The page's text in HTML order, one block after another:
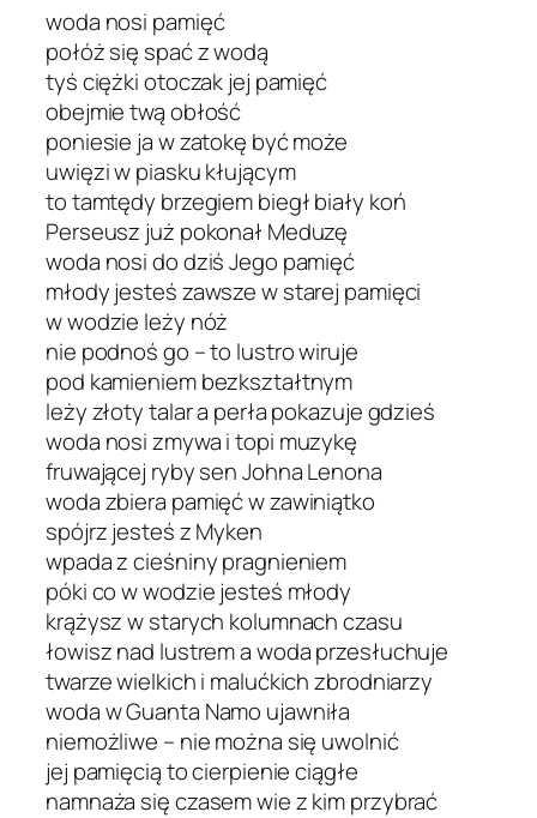
woda nosi pamięć
połóż się spać z wodą
tyś ciężki otoczak jej pamięć
obejmie twą obłość
poniesie ja w zatokę być może
uwięzi w piasku kłującym
to tamtędy brzegiem biegł biały koń
Perseusz już pokonał Meduzę
woda nosi do dziś Jego pamięć
młody jesteś zawsze w starej pamięci
w wodzie leży nóż
nie podnoś go – to lustro wiruje
pod kamieniem bezkształtnym
leży złoty talar a perła pokazuje gdzieś
woda nosi zmywa i topi muzykę
fruwającej ryby sen Johna Lenona
woda zbiera pamięć w zawiniątko
spójrz jesteś z Myken
wpada z cieśniny pragnieniem
póki co w wodzie jesteś młody
krążysz w starych kolumnach czasu
łowisz nad lustrem a woda przesłuchuje
twarze wielkich i malućkich zbrodniarzy
woda w Guanta Namo ujawniła
niemożliwe – nie można się uwolnić
jej pamięcią to cierpienie ciągłe
namnaża się czasem wie z kim przybrać